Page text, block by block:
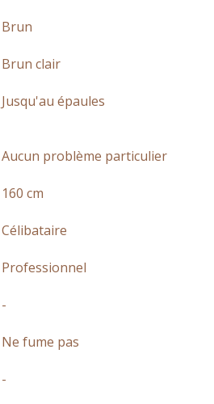
Brun
Brun clair
Jusqu'au épaules
Aucun problème particulier
160 cm
Célibataire
Professionnel
-
Ne fume pas
-